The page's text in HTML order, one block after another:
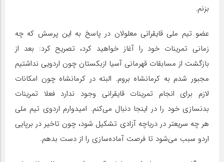
بزنم.
عضو تیم ملی قایقرانی معلولان در پاسخ به این پرسش که چه
زمانی تمرینات خود را آغاز خواهید کرد، تصریح کرد: بعد از
بازگشت از مسابقات قهرمانی آسیا ازبکستان چون اردویی نداشتیم
مجبور شدم به کرمانشاه بروم. البته در کرمانشاه چون امکانات
لازم برای انجام تمرینات قایقرانی وجود ندارد فعلا تمرینات
بدنسازی خود را در اینجا دنبال می‌کنم. امیدوارم اردوی تیم ملی
هر چه سریعتر در دریاچه آزادی تشکیل شود، چون تاخیر در برپایی
اردو سبب می‌شود تا فرصت آماده‌سازی را از دست بدهم.